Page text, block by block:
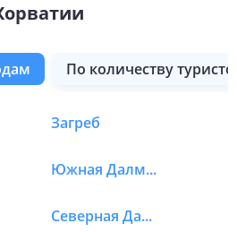
по количеству
Отели в Хорватии в
Загреб
Южная Далмация
Северная Далмация